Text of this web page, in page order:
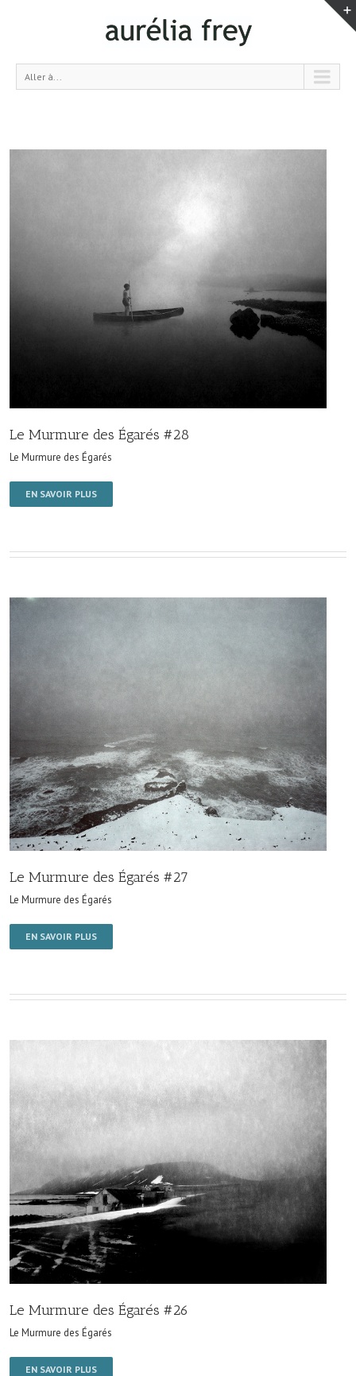
Aller à...
Le Murmure des Égarés #28
Le Murmure des Égarés
EN SAVOIR PLUS
Le Murmure des Égarés #27
Le Murmure des Égarés
EN SAVOIR PLUS
Le Murmure des Égarés #26
Le Murmure des Égarés
EN SAVOIR PLUS